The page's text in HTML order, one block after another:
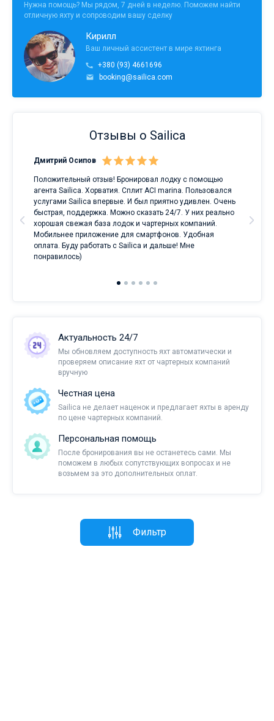
Нужна помощь? Мы рядом, 7 дней в неделю. Поможем найти
отличную яхту и сопроводим вашу сделку
Кирилл
Ваш личный ассистент в мире яхтинга
+380 (93) 4661696
booking@sailica.com
Отзывы о Sailica
Дмитрий Осипов
Положительный отзыв! Бронировал лодку с помощью
агента Sailica. Хорватия. Сплит ACI marina. Пользовался
услугами Sailica впервые. И был приятно удивлен. Очень
быстрая, поддержка. Можно сказать 24/7. У них реально
хорошая свежая база лодок и чартерных компаний.
Мобильнее приложение для смартфонов. Удобная
оплата. Буду работать с Sailica и дальше! Мне
понравилось)
Актуальность 24/7
Мы обновляем доступность яхт автоматически и
проверяем описание яхт от чартерных компаний
вручную
Честная цена
Sailica не делает наценок и предлагает яхты в аренду
по цене чартерных компаний.
Персональная помощь
После бронирования вы не останетесь сами. Мы
поможем в любых сопутствующих вопросах и не
возьмем за это дополнительных оплат.
Фильтр